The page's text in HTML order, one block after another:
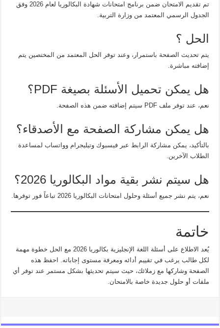
تم تقديم الامتحان ضمن برنامج امتحانات شهادة البكالوريا لعام 2026 وفق
الجدول الرسمي المعتمد من وزارة التربية.
الحل ؟
يتم تحديث الصفحة باستمرار، وعند توفر الحل المعتمد من المختصين يتم
إضافته مباشرة.
هل يمكن تحميل الأسئلة بصيغة PDF؟
نعم، عند توفر ملف PDF سيتم إضافته ضمن هذه الصفحة.
هل يمكن مشاركة الصفحة مع الأصدقاء؟
بالتأكيد، يمكن مشاركة الرابط عبر فيسبوك وتيليجرام وواتساب لمساعدة
الطلاب الآخرين.
هل سيتم نشر بقية مواد البكالوريا 2026؟
نعم، يتم نشر جميع أسئلة وحلول امتحانات البكالوريا 2026 تباعاً فور توفرها.
خاتمة
يُعد الاطلاع على أسئلة اللغة الإنجليزية بكالوريا 2026 مع الحل خطوة مهمة
لكل طالب يرغب في تقييم أدائه ومعرفة مستوى إجاباته. احفظ هذه
الصفحة وشاركها مع زملائك، حيث سيتم تحديثها بشكل مستمر عند توفر أي
ملفات أو حلول جديدة خاصة بالامتحان.